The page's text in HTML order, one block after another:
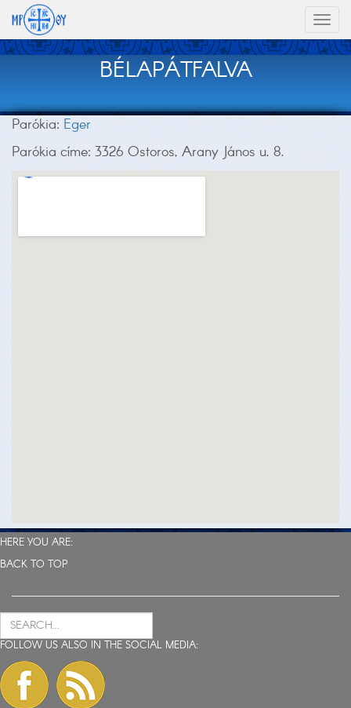
BÉLAPÁTFALVA
Parókia: Eger
Parókia címe: 3326 Ostoros, Arany János u. 8.
HERE YOU ARE:
BACK TO TOP
FOLLOW US ALSO IN THE SOCIAL MEDIA: